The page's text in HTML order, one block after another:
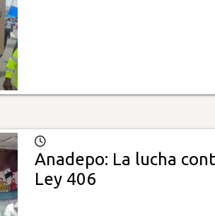
Anadepo: La lucha
Ley 406